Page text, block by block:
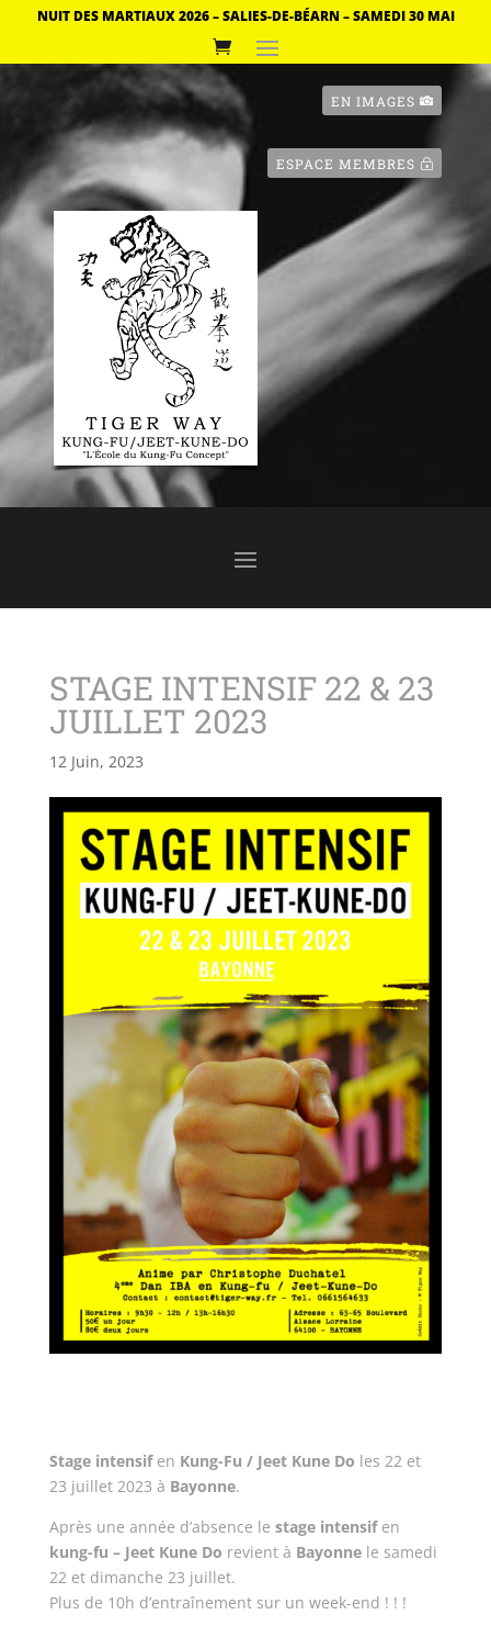
NUIT DES MARTIAUX 2026 – SALIES-DE-BÉARN – SAMEDI 30 MAI
EN IMAGES
ESPACE MEMBRES
STAGE INTENSIF 22 & 23
JUILLET 2023
12 Juin, 2023
Stage intensifen Kung-Fu / Jeet Kune Do les 22 et
23 juillet 2023 à Bayonne.
Après une année d’absence le stage intensifen
kung-fu – Jeet Kune Do revient à Bayonnele samedi
22 et dimanche 23 juillet.
Plus de 10h d’entraînement sur un week-end ! ! !